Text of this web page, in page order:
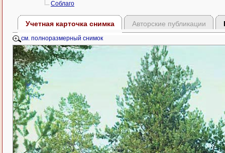
Соблаго
Учетная карточка снимка Авторские публикации
см. полноразмерный снимок